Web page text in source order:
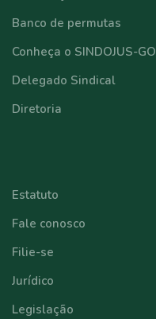
Banco de permutas
Conheça o SINDOJUS-GO
Delegado Sindical
Diretoria
Estatuto
Fale conosco
Filie-se
Jurídico
Legislação